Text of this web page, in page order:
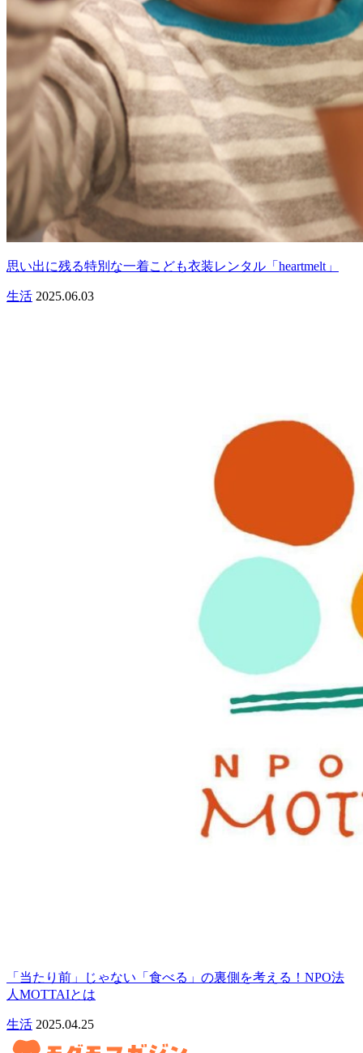
思い出に残る特別な一着こども衣装レンタル「heartmelt」
生活 2025.06.03
「当たり前」じゃない「食べる」の裏側を考える！NPO法
人MOTTAIとは
生活 2025.04.25